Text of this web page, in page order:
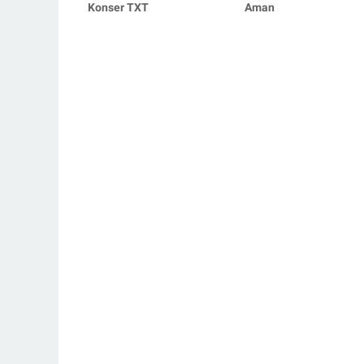
Konser TXT
Aman